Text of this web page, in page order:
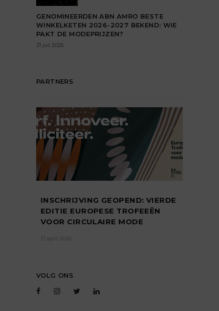
GENOMINEERDEN ABN AMRO BESTE
WINKELKETEN 2026-2027 BEKEND: WIE
PAKT DE MODEPRIJZEN?
31 juli 2026
PARTNERS
INSCHRIJVING GEOPEND: VIERDE
EDITIE EUROPESE TROFEEËN
VOOR CIRCULAIRE MODE
21 april 2026
VOLG ONS